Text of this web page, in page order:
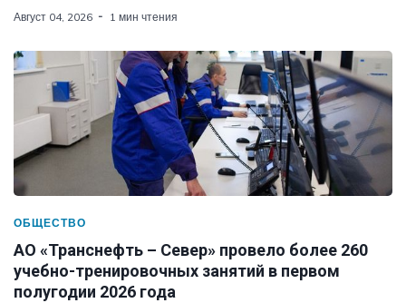
Август 04, 2026 1 мин чтения
ОБЩЕСТВО
АО «Транснефть – Север» провело более 260
учебно-тренировочных занятий в первом
полугодии 2026 года